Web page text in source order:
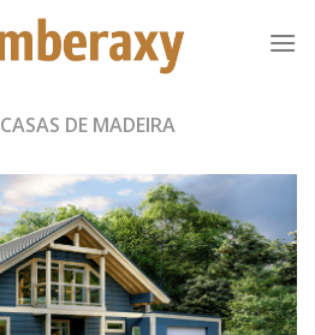
CASAS DE MADEIRA